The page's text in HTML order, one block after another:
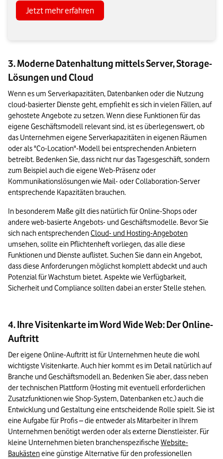
Jetzt mehr erfahren
3. Moderne Datenhaltung mittels Server, Storage-
Lösungen und Cloud
Wenn es um Serverkapazitäten, Datenbanken oder die Nutzung
cloud-basierter Dienste geht, empfiehlt es sich in vielen Fällen, auf
gehostete Angebote zu setzen. Wenn diese Funktionen für das
eigene Geschäftsmodell relevant sind, ist es überlegenswert, ob
das Unternehmen eigene Serverkapazitäten in eigenen Räumen
oder als "Co-Location"-Modell bei entsprechenden Anbietern
betreibt. Bedenken Sie, dass nicht nur das Tagesgeschäft, sondern
zum Beispiel auch die eigene Web-Präsenz oder
Kommunikationslösungen wie Mail- oder Collaboration-Server
entsprechende Kapazitäten brauchen.
In besonderem Maße gilt dies natürlich für Online-Shops oder
andere web-basierte Angebots- und Geschäftsmodelle. Bevor Sie
sich nach entsprechenden Cloud- und Hosting-Angeboten
umsehen, sollte ein Pflichtenheft vorliegen, das alle diese
Funktionen und Dienste auflistet. Suchen Sie dann ein Angebot,
dass diese Anforderungen möglichst komplett abdeckt und auch
Potenzial für Wachstum bietet. Aspekte wie Verfügbarkeit,
Sicherheit und Compliance sollten dabei an erster Stelle stehen.
4. Ihre Visitenkarte im Word Wide Web: Der Online-
Auftritt
Der eigene Online-Auftritt ist für Unternehmen heute die wohl
wichtigste Visitenkarte. Auch hier kommt es im Detail natürlich auf
Branche und Geschäftsmodell an. Bedenken Sie aber, dass neben
der technischen Plattform (Hosting mit eventuell erforderlichen
Zusatzfunktionen wie Shop-System, Datenbanken etc.) auch die
Entwicklung und Gestaltung eine entscheidende Rolle spielt. Sie ist
eine Aufgabe für Profis – die entweder als Mitarbeiter in Ihrem
Unternehmen benötigt werden oder als externe Dienstleister. Für
kleine Unternehmen bieten branchenspezifische Website-
Baukästen eine günstige Alternative für den professionellen